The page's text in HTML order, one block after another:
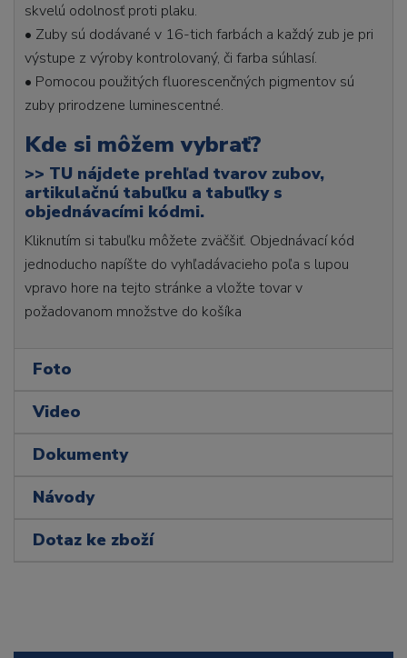
skvelú odolnosť proti plaku.
• Zuby sú dodávané v 16-tich farbách a každý zub je pri
výstupe z výroby kontrolovaný, či farba súhlasí.
• Pomocou použitých fluorescenčných pigmentov sú
zuby prirodzene luminescentné.
Kde si môžem vybrať?
>> TU nájdete prehľad tvarov zubov,
artikulačnú tabuľku a tabuľky s
objednávacími kódmi.
Kliknutím si tabuľku môžete zväčšiť. Objednávací kód
jednoducho napíšte do vyhľadávacieho poľa s lupou
vpravo hore na tejto stránke a vložte tovar v
požadovanom množstve do košíka
Foto
Video
Dokumenty
Návody
Dotaz ke zboží